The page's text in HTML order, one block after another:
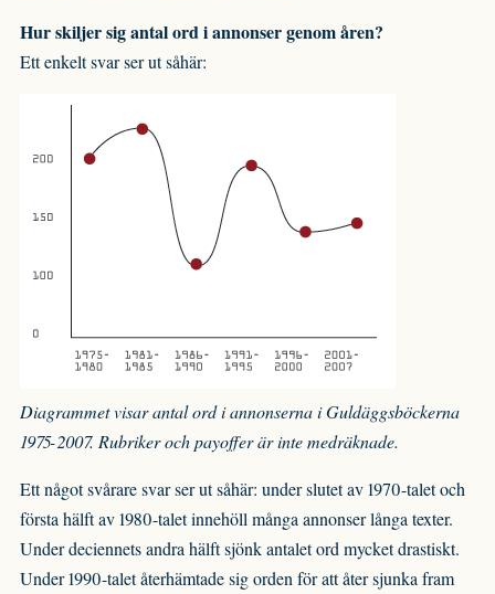
Hur skiljer sig antal ord i annonser genom åren?
Ett enkelt svar ser ut såhär:
Diagrammet visar antal ord i annonserna i Guldäggsböckerna
1975-2007. Rubriker och payoffer är inte medräknade.
Ett något svårare svar ser ut såhär: under slutet av 1970-talet och
första hälft av 1980-talet innehöll många annonser långa texter.
Under deciennets andra hälft sjönk antalet ord mycket drastiskt.
Under 1990-talet återhämtade sig orden för att åter sjunka fram